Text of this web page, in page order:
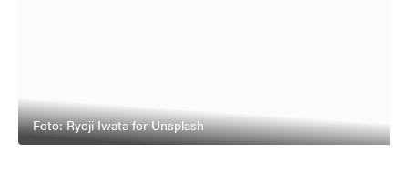
Foto: Ryoji Iwata for Unsplash